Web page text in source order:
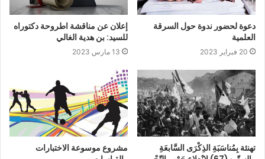
دعوة لحضور ندوة حول السرقة
العلمية
20 فبراير 2023
إعلان عن مناقشة اطروحة دكتوراه
للسيد: بن هدية الغالي
13 مارس 2023
تهنئة بِمُناسَبَةِ الذِكْرَى السَّابعَةِ
مشروع موسوعة الاختبارات